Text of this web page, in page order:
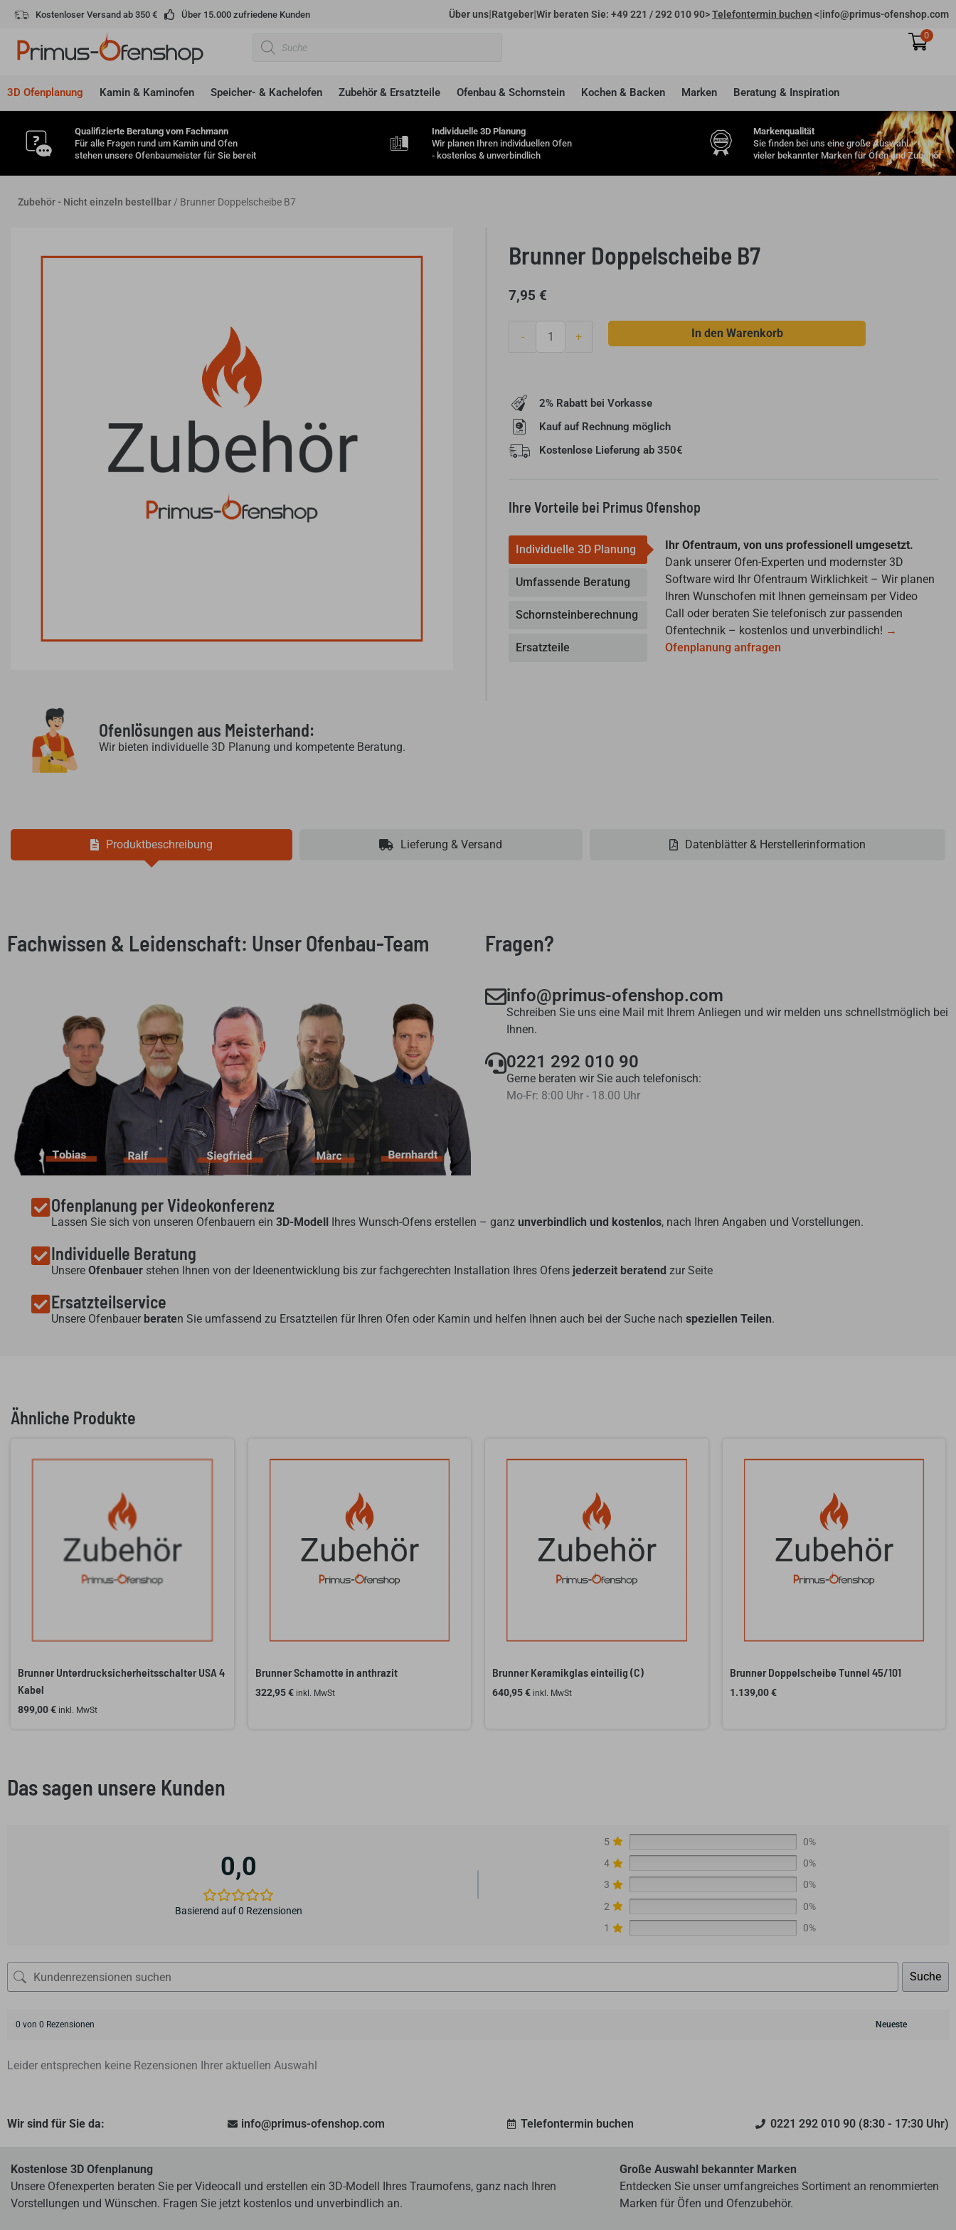
Zum
springen
Kostenloser Versand ab 350 € Über 15.000 zufriedene Kunden Über uns|Ratgeber|Wir beraten Sie: +49 221 / 292 010 90>Telefontermin buchen <|info@primus-ofenshop.com
Products
search
0
3D Ofenplanung Kamin & Kaminofen Speicher- & Kachelofen Zubehör & Ersatzteile Ofenbau & Schornstein Kochen & Backen Marken Beratung & Inspiration
Qualifizierte Beratung vom Fachmann
Für alle Fragen rund um Kamin und Ofen
stehen unsere Ofenbaumeister für Sie bereit
Individuelle 3D Planung
Wir planen Ihren individuellen Ofen
- kostenlos & unverbindlich
Markenqualität
Sie finden bei uns eine große Auswahl
vieler bekannter Marken für Öfen und Zubehör
Zubehör - Nicht einzeln bestellbar / Brunner Doppelscheibe B7
Ofenlösungen aus Meisterhand:
Wir bieten individuelle 3D Planung und kompetente Beratung.
Brunner Doppelscheibe B7
7,95 €
- + In den Warenkorb
2% Rabatt bei Vorkasse
Kauf auf Rechnung möglich
Kostenlose Lieferung ab 350€
Ihre Vorteile bei Primus Ofenshop
Individuelle 3D Planung
Umfassende Beratung
Schornsteinberechnung
Ersatzteile
Ihr Ofentraum, von uns professionell umgesetzt.
Dank unserer Ofen-Experten und modernster 3D
Software wird Ihr Ofentraum Wirklichkeit – Wir planen
Ihren Wunschofen mit Ihnen gemeinsam per Video
Call oder beraten Sie telefonisch zur passenden
Ofentechnik – kostenlos und unverbindlich! →
Ofenplanung anfragen
Produktbeschreibung Lieferung & Versand Datenblätter & Herstellerinformation
Fachwissen & Leidenschaft: Unser Ofenbau-Team Fragen?
info@primus-ofenshop.com
Schreiben Sie uns eine Mail mit Ihrem Anliegen und wir melden uns schnellstmöglich bei
Ihnen.
0221 292 010 90
Gerne beraten wir Sie auch telefonisch:
Mo-Fr: 8:00 Uhr - 18.00 Uhr
Ofenplanung per Videokonferenz
Lassen Sie sich von unseren Ofenbauern ein 3D-Modell Ihres Wunsch-Ofens erstellen – ganz unverbindlich und kostenlos, nach Ihren Angaben und Vorstellungen.
Individuelle Beratung
Unsere Ofenbauer stehen Ihnen von der Ideenentwicklung bis zur fachgerechten Installation Ihres Ofens jederzeit beratend zur Seite
Ersatzteilservice
Unsere Ofenbauer beraten Sie umfassend zu Ersatzteilen für Ihren Ofen oder Kamin und helfen Ihnen auch bei der Suche nach speziellen Teilen.
Ähnliche Produkte
Brunner Unterdrucksicherheitsschalter USA 4
Kabel
899,00€ inkl. MwSt
Brunner Schamotte in anthrazit
322,95€ inkl. MwSt
Brunner Keramikglas einteilig (C)
640,95€ inkl. MwSt
Brunner Doppelscheibe Tunnel 45/101
1.139,00€
Das sagen unsere Kunden
0,0
Basierend auf 0 Rezensionen
5
0%
4
0%
3
0%
2
0%
1
0%
Suche
0 von 0 Rezensionen
Leider entsprechen keine Rezensionen Ihrer aktuellen Auswahl
Wir sind für Sie da: info@primus-ofenshop.com Telefontermin buchen 0221 292 010 90 (8:30 - 17:30 Uhr)
Kostenlose 3D Ofenplanung
Unsere Ofenexperten beraten Sie per Videocall und erstellen ein 3D-Modell Ihres Traumofens, ganz nach Ihren
Vorstellungen und Wünschen. Fragen Sie jetzt kostenlos und unverbindlich an.
Große Auswahl bekannter Marken
Entdecken Sie unser umfangreiches Sortiment an renommierten
Marken für Öfen und Ofenzubehör.